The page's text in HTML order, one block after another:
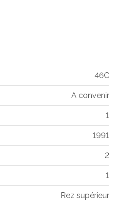
46C
A convenir
1
1991
2
1
Rez supérieur